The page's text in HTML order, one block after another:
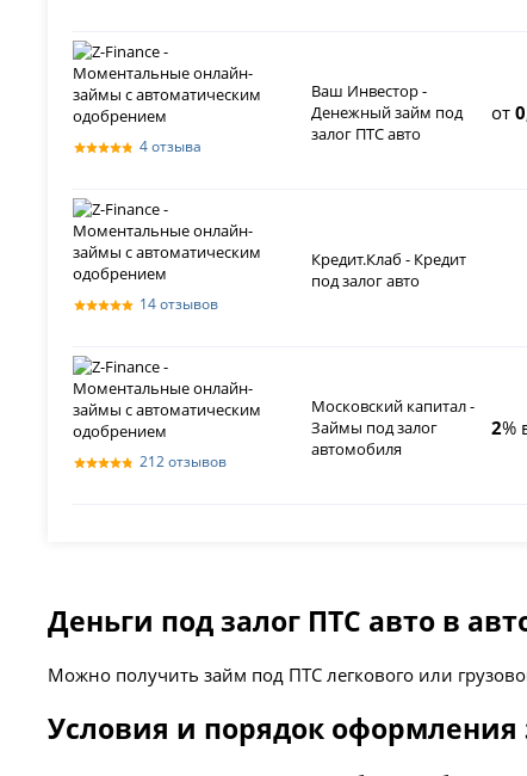
4 отзыва
Ваш Инвестор -
Денежный займ под
залог ПТС авто
от 0
14 отзывов
Кредит.Клаб - Кредит
под залог авто
212 отзывов
Московский капитал -
Займы под залог
автомобиля
2%
Деньги под залог ПТС авто в
Можно получить займ под ПТС легкового или
Условия и порядок оформления